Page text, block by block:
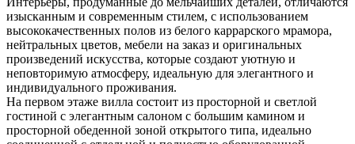
изысканным и современным стилем, с использованием
высококачественных полов из белого каррарского мрамора,
нейтральных цветов, мебели на заказ и оригинальных
произведений искусства, которые создают уютную и
неповторимую атмосферу, идеальную для элегантного и
индивидуального проживания.
На первом этаже вилла состоит из просторной и светлой
гостиной с элегантным салоном с большим камином и
просторной обеденной зоной открытого типа, идеально